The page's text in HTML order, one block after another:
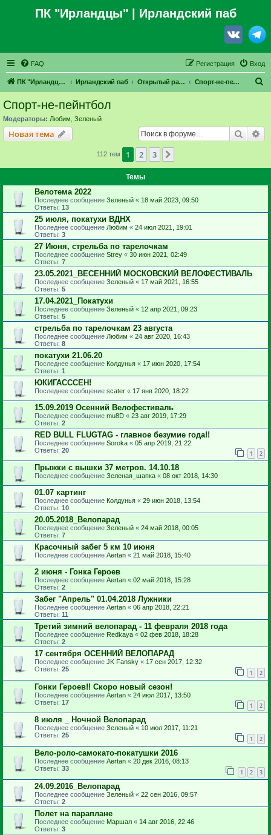
ПК "Ирландцы"| Ирландский паб
FAQ Вход
Регистрация
ПК "Ирландцы" Ирландский паб Открытый раздел Спорт-не-пейнтбол
к
Спорт-не-пейнтбол
Модераторы: Любим Зеленый
Новая тема Поиск
112 тем 1 2 3
Темы
Велотема 2022
Последнее сообщение Зеленый « 18 май 2023, 09:50
Ответы: 13
25 июля, покатухи ВДНХ
Последнее сообщение Любим « 24 июл 2021, 19:01
Ответы: 3
27 Июня, стрельба по тарелочкам
Последнее сообщение Strey « 30 июн 2021, 02:49
Ответы: 7
23.05.2021_ВЕСЕННИЙ МОСКОВСКИЙ ВЕЛОФЕСТИВАЛЬ
Последнее сообщение Зеленый « 17 май 2021, 16:55
Ответы: 5
17.04.2021_Покатухи
Последнее сообщение Зеленый « 12 апр 2021, 09:23
Ответы: 5
стрельба по тарелочкам 23 августа
Последнее сообщение Любим « 24 авг 2020, 16:43
Ответы: 8
покатухи 21.06.20
Последнее сообщение Колдунья « 17 июн 2020, 17:54
Ответы: 1
ЮКИГАСССЕН!
Последнее сообщение scater « 17 янв 2020, 18:22
15.09.2019 Осенний Велофестиваль
Последнее сообщение mu8D « 23 авг 2019, 17:29
Ответы: 2
RED BULL FLUGTAG - главное безумие года!!
Последнее сообщение Soroka « 05 апр 2019, 21:22
Ответы: 20 1 2
Прыжки с вышки 37 метров. 14.10.18
Последнее сообщение Зеленая_шапка « 08 окт 2018, 14:30
01.07 картинг
Последнее сообщение Колдунья « 29 июн 2018, 13:54
Ответы: 10
20.05.2018_Велопарад
Последнее сообщение Зеленый « 24 май 2018, 00:05
Ответы: 7
Красочный забег 5 км 10 июня
Последнее сообщение Aertan « 21 май 2018, 15:40
2 июня - Гонка Героев
Последнее сообщение Aertan « 02 май 2018, 15:28
Ответы: 2
Забег "Апрель" 01.04.2018 Лужники
Последнее сообщение Aertan « 06 апр 2018, 22:21
Ответы: 11
Третий зимний велопарад - 11 февраля 2018 года
Последнее сообщение Redkaya « 02 фев 2018, 18:28
Ответы: 2
17 сентября ОСЕННИЙ ВЕЛОПАРАД
Последнее сообщение JK Fansky « 17 сен 2017, 12:32
Ответы: 25 1 2
Гонки Героев!! Скоро новый сезон!
Последнее сообщение Aertan « 24 июл 2017, 13:50
Ответы: 17 1 2
8 июля _ Ночной Велопарад
Последнее сообщение Зеленый « 10 июл 2017, 11:21
Ответы: 25 1 2
Вело-роло-самокато-покатушки 2016
Последнее сообщение Aertan « 20 дек 2016, 08:13
Ответы: 33 1 2 3
24.09.2016_Велопарад
Последнее сообщение Зеленый « 22 сен 2016, 09:57
Ответы: 2
Полет на параплане
Последнее сообщение Маршал « 14 авг 2016, 22:46
Ответы: 3